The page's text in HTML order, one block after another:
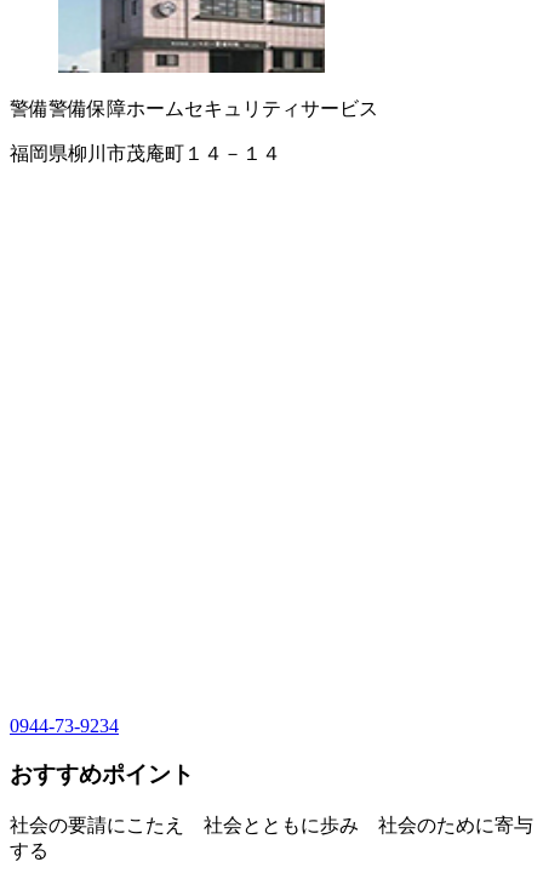
警備警備保障ホームセキュリティサービス
福岡県柳川市茂庵町１４－１４
0944-73-9234
おすすめポイント
社会の要請にこたえ 社会とともに歩み 社会のために寄与
する